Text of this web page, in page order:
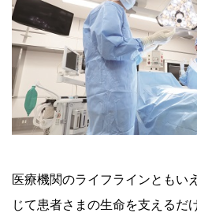
医療機関のライフラインともい
じて患者さまの生命を支えるだ